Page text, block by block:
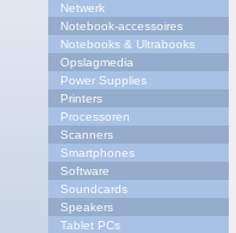
Netwerk
Notebook-accessoires
Notebooks & Ultrabooks
Opslagmedia
Power Supplies
Printers
Processoren
Scanners
Smartphones
Software
Soundcards
Speakers
Tablet PCs